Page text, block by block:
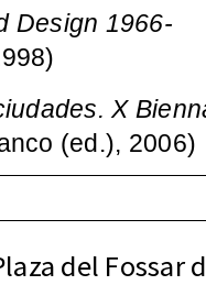
Design 1966-
X
(ed.), 2006)
del Fossar